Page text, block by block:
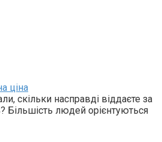
ціна
скільки насправді віддаєте за
Більшість людей орієнтуються